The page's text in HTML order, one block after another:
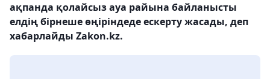
ақпанда қолайсыз ауа райына байланысты
елдің бірнеше өңіріндеде ескерту жасады, деп
хабарлайды Zakon.kz.